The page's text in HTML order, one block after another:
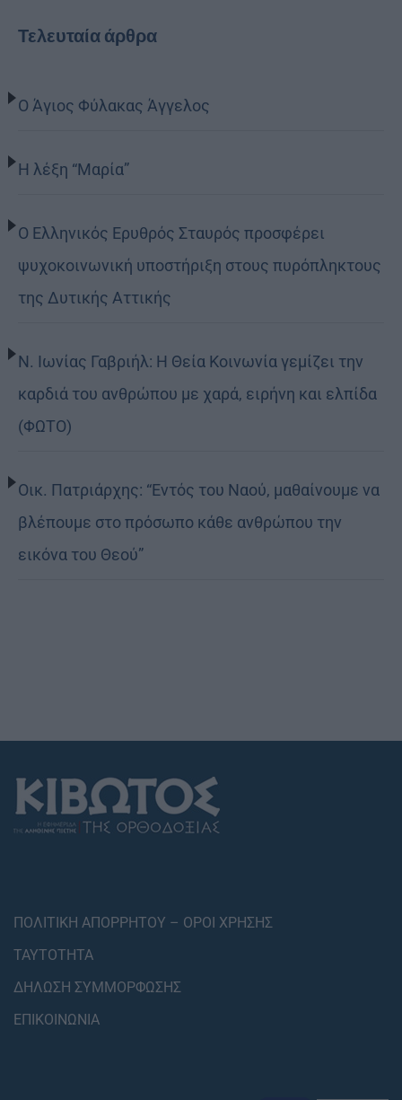
Τελευταία άρθρα
Ο Άγιος Φύλακας Άγγελος
Η λέξη “Μαρία”
Ο Ελληνικός Ερυθρός Σταυρός προσφέρει
ψυχοκοινωνική υποστήριξη στους πυρόπληκτους
της Δυτικής Αττικής
Ν. Ιωνίας Γαβριήλ: Η Θεία Κοινωνία γεμίζει την
καρδιά του ανθρώπου με χαρά, ειρήνη και ελπίδα
(ΦΩΤΟ)
Οικ. Πατριάρχης: “Εντός του Ναού, μαθαίνουμε να
βλέπουμε στο πρόσωπο κάθε ανθρώπου την
εικόνα του Θεού”
ΠΟΛΙΤΙΚΗ ΑΠΟΡΡΗΤΟΥ – ΟΡΟΙ ΧΡΗΣΗΣ
ΤΑΥΤΟΤΗΤΑ
ΔΗΛΩΣΗ ΣΥΜΜΟΡΦΩΣΗΣ
ΕΠΙΚΟΙΝΩΝΙΑ